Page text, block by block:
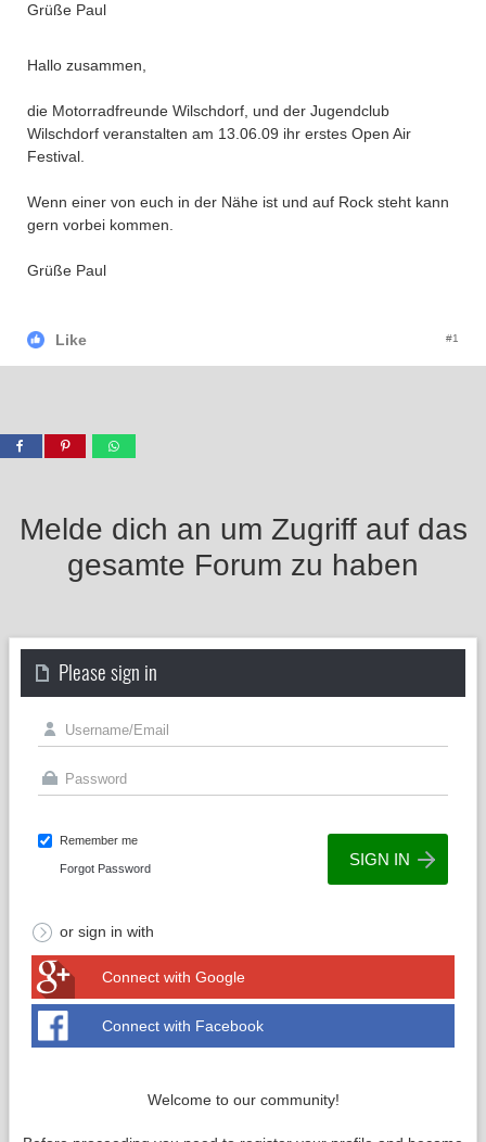
Grüße Paul
Hallo zusammen,
die Motorradfreunde Wilschdorf, und der Jugendclub
Wilschdorf veranstalten am 13.06.09 ihr erstes Open Air
Festival.
Wenn einer von euch in der Nähe ist und auf Rock steht kann
gern vorbei kommen.
Grüße Paul
Like #1
Melde dich an um Zugriff auf das
gesamte Forum zu haben
Please sign in
Remember me
Forgot Password
or sign in with
Connect with Google
Connect with Facebook
Welcome to our community!